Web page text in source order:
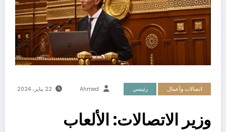
اتصالات وأعمال رئيسي Ahmed 22 يناير، 2024
وزير الاتصالات: الألعاب